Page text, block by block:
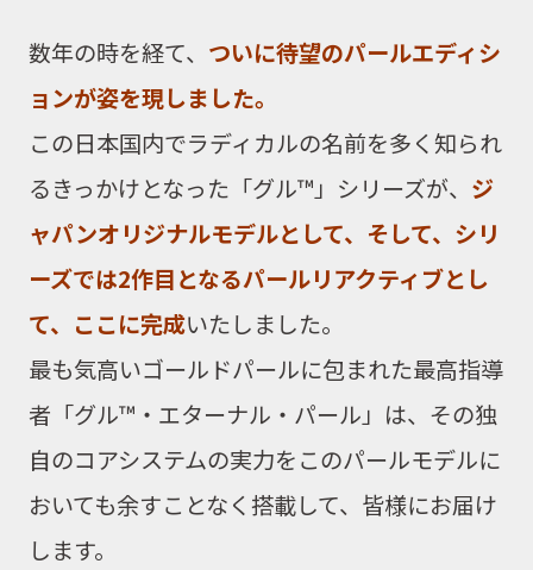
数年の時を経て、 ついに待望のパールエディシ
ョンが姿を現しました。
この日本国内でラディカルの名前を多く知られ
るきっかけとなった「グル™」シリーズが、 ジ
ャパンオリジナルモデルとして、そして、シリ
ーズでは2作目となるパールリアクティブとし
て、ここに完成いたしました。
最も気高いゴールドパールに包まれた最高指導
者「グル™・エターナル・パール」は、その独
自のコアシステムの実力をこのパールモデルに
おいても余すことなく搭載して、皆様にお届け
します。